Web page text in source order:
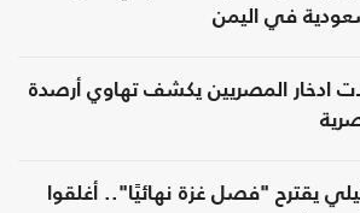
في اليمن
ادخار المصريين يكشف تهاوي أرصدة
يقترح "فصل غزة نهائيًا".. أغلقوا